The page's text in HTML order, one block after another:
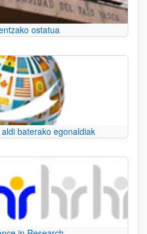
ostatua
baterako egonaldiak